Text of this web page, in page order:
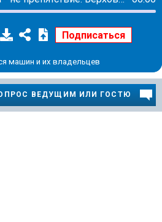
машин и их владельцев
ВЕДУЩИМ ИЛИ ГОСТЮ